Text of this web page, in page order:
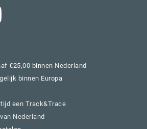
€25,00 binnen Nederland
binnen Europa
een Track&Trace
Nederland